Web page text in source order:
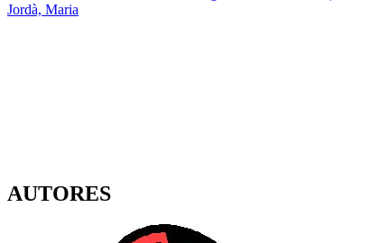
Jordà, Maria
AUTORES